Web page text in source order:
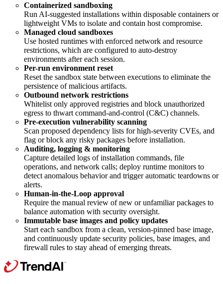
Containerized sandboxing
Run AI-suggested installations within disposable containers or
lightweight VMs to isolate and contain host compromise.
Managed cloud sandboxes
Use hosted runtimes with enforced network and resource
restrictions, which are configured to auto-destroy
environments after each session.
Per-run environment reset
Reset the sandbox state between executions to eliminate the
persistence of malicious artifacts.
Outbound network restrictions
Whitelist only approved registries and block unauthorized
egress to thwart command-and-control (C&C) channels.
Pre-execution vulnerability scanning
Scan proposed dependency lists for high-severity CVEs, and
flag or block any risky packages before installation.
Auditing, logging & monitoring
Capture detailed logs of installation commands, file
operations, and network calls; deploy runtime monitors to
detect anomalous behavior and trigger automatic teardowns or
alerts.
Human-in-the-Loop approval
Require the manual review of new or unfamiliar packages to
balance automation with security oversight.
Immutable base images and policy updates
Start each sandbox from a clean, version-pinned base image,
and continuously update security policies, base images, and
firewall rules to stay ahead of emerging threats.